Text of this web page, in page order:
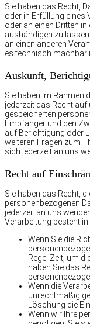
Sie haben das Recht,
oder in Erfüllung eines
oder an einen Dritten
aushändigen zu
an einen anderen
es technisch machbar
Auskunft,
Sie haben im Rahmen
jederzeit das Recht
gespeicherten
Empfänger und den
auf Berichtigung oder
weiteren Fragen zum
sich jederzeit an uns
Recht auf
Sie haben das Recht,
personenbezogenen
jederzeit an uns
Verarbeitung besteht
Wenn Sie die
Regel Zeit, um
haben Sie das
Wenn die
unrechtmäßig
Löschung die
Wenn wir Ihre